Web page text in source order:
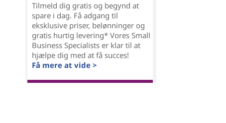
Tilmeld dig gratis og begynd at
spare i dag. Få adgang til
eksklusive priser, belønninger og
gratis hurtig levering* Vores Small
Business Specialists er klar til at
hjælpe dig med at få succes!
Få mere at vide >